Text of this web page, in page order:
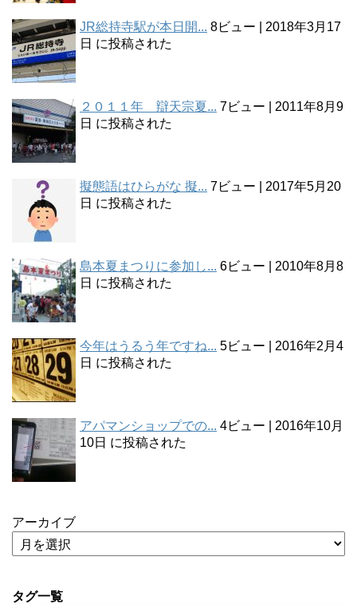
JR総持寺駅が本日開... 8ビュー
2018年3月17
日 に投稿された
２０１１年 辯天宗夏... 7ビュー
2011年8月9
日 に投稿された
擬態語はひらがな 擬... 7ビュー
2017年5月20
日 に投稿された
島本夏まつりに参加し... 6ビュー
2010年8月8
日 に投稿された
今年はうるう年ですね... 5ビュー
2016年2月4
日 に投稿された
アパマンショップでの... 4ビュー
2016年10月
10日 に投稿された
アーカイブ
タグ一覧